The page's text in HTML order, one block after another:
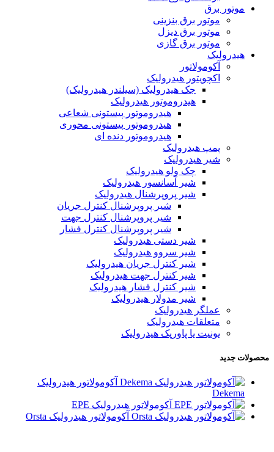
موتور برق
موتور برق بنزینی
موتور برق دیزل
موتور برق گازی
هیدرولیک
آکومولاتور
اکچویتور هیدرولیک
جک هیدرولیک (سیلندر هیدرولیک)
هیدروموتور هیدرولیک
هیدروموتور پیستونی شعاعی
هیدروموتور پیستونی محوری
هیدروموتور دنده ای
پمپ هیدرولیک
شیر هیدرولیک
چک ولو هیدرولیک
شیر آسانسور هیدرولیک
شیر پروپرشنال هیدرولیک
شیر پروپرشنال کنترل جریان
شیر پروپرشنال کنترل جهت
شیر پروپرشنال کنترل فشار
شیر دستی هیدرولیک
شیر سروو هیدرولیک
شیر کنترل جریان هیدرولیک
شیر کنترل جهت هیدرولیک
شیر کنترل فشار هیدرولیک
شیر مدولار هیدرولیک
عملگر هیدرولیک
متعلقات هیدرولیک
یونیت یا پاورپک هیدرولیک
محصولات جدید
آکومولاتور هیدرولیک
Dekema
آکومولاتور هیدرولیک EPE
آکومولاتور هیدرولیک Orsta